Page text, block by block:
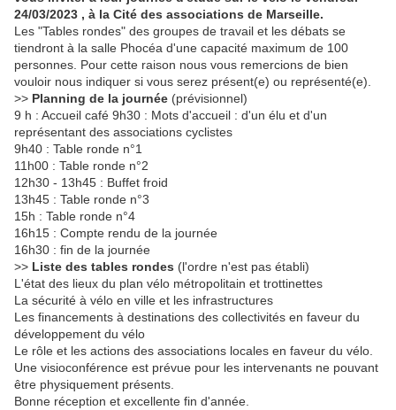
24/03/2023 , à la Cité des associations de Marseille.
Les "Tables rondes" des groupes de travail et les débats se
tiendront à la salle Phocéa d'une capacité maximum de 100
personnes. Pour cette raison nous vous remercions de bien
vouloir nous indiquer si vous serez présent(e) ou représenté(e).
>> Planning de la journée (prévisionnel)
9 h : Accueil café 9h30 : Mots d'accueil : d'un élu et d'un
représentant des associations cyclistes
9h40 : Table ronde n°1
11h00 : Table ronde n°2
12h30 - 13h45 : Buffet froid
13h45 : Table ronde n°3
15h : Table ronde n°4
16h15 : Compte rendu de la journée
16h30 : fin de la journée
>> Liste des tables rondes (l'ordre n'est pas établi)
L'état des lieux du plan vélo métropolitain et trottinettes
La sécurité à vélo en ville et les infrastructures
Les financements à destinations des collectivités en faveur du
développement du vélo
Le rôle et les actions des associations locales en faveur du vélo.
Une visioconférence est prévue pour les intervenants ne pouvant
être physiquement présents.
Bonne réception et excellente fin d'année.